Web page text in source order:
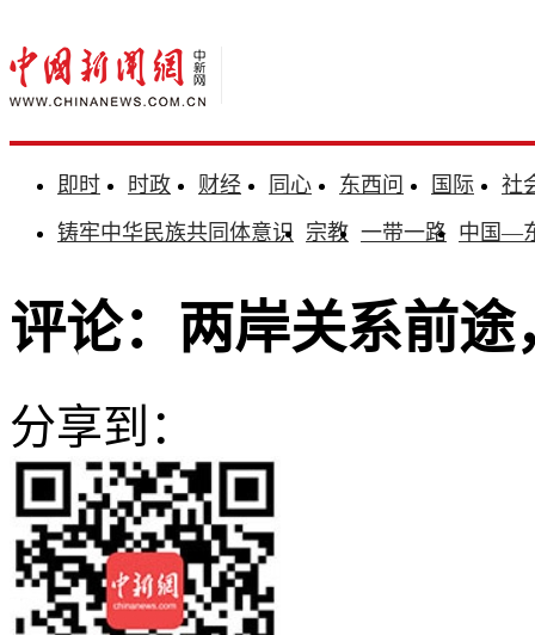
即时 时政 财经 同心 东西问 国际
社
铸牢中华民族共同体意识 宗教 一带一路 中国—
评论：两岸关系前
分享到：